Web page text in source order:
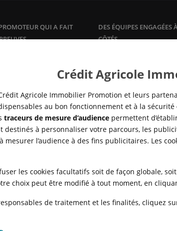
QUI A FAIT
de logements neufsdepuis
DES ÉQUIPES ENGAGÉES
CÔTÉS
ses clients propriétaires
offres et services sur mesure
gestion
locative, syndic de
copropriété,…
GÉNÉRALES D'UTILISATION POLITIQUE DE
Crédit Agricole
Agricole Immobilier Promotion et leurs
au bon fonctionnement et à la
traceurs de mesure d’audiencepermettent
destinés à personnaliser votre parcours, les
mesurer l’audience à des fins publicitaires. Les
les cookies facultatifs soit de façon globale,
choix peut être modifié à tout moment, en
de traitement et les finalités, cliquez